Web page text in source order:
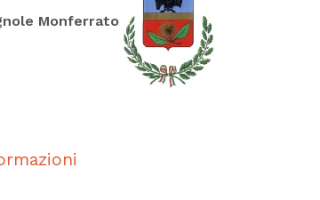
Monferrato